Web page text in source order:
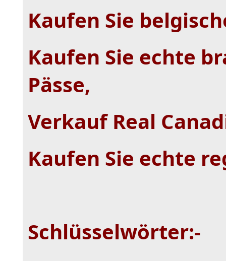
Kaufen Sie
Kaufen Sie echte
Pässe,
Verkauf Real
Kaufen Sie echte
Schlüsselwörter:-